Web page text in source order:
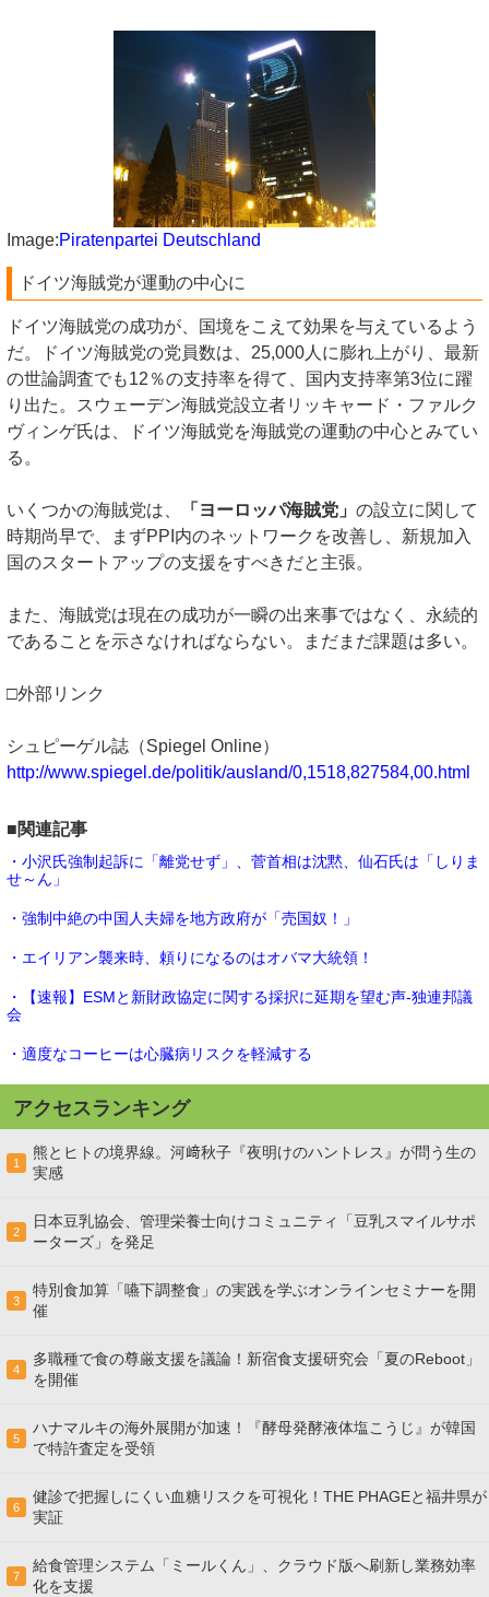
Image:Piratenpartei Deutschland
ドイツ海賊党が運動の中心に
ドイツ海賊党の成功が、国境をこえて効果を与えているよう
だ。ドイツ海賊党の党員数は、25,000人に膨れ上がり、最新
の世論調査でも12％の支持率を得て、国内支持率第3位に躍
り出た。スウェーデン海賊党設立者リッキャード・ファルク
ヴィンゲ氏は、ドイツ海賊党を海賊党の運動の中心とみてい
る。
いくつかの海賊党は、 「ヨーロッパ海賊党」 の設立に関して
時期尚早で、まずPPI内のネットワークを改善し、新規加入
国のスタートアップの支援をすべきだと主張。
また、海賊党は現在の成功が一瞬の出来事ではなく、永続的
であることを示さなければならない。まだまだ課題は多い。
□外部リンク
シュピーゲル誌（Spiegel Online）
http://www.spiegel.de/politik/ausland/0,1518,827584,00.html
■関連記事
・小沢氏強制起訴に「離党せず」、菅首相は沈黙、仙石氏は「しりま
せ～ん」
・強制中絶の中国人夫婦を地方政府が「売国奴！」
・エイリアン襲来時、頼りになるのはオバマ大統領！
・【速報】ESMと新財政協定に関する採択に延期を望む声-独連邦議
会
・適度なコーヒーは心臓病リスクを軽減する
アクセスランキング
1
熊とヒトの境界線。河﨑秋子『夜明けのハントレス』が問う生の
実感
2
日本豆乳協会、管理栄養士向けコミュニティ「豆乳スマイルサポ
ーターズ」を発足
3
特別食加算「嚥下調整食」の実践を学ぶオンラインセミナーを開
催
4
多職種で食の尊厳支援を議論！新宿食支援研究会「夏のReboot」
を開催
5
ハナマルキの海外展開が加速！『酵母発酵液体塩こうじ』が韓国
で特許査定を受領
6
健診で把握しにくい血糖リスクを可視化！THE PHAGEと福井県が
実証
7
給食管理システム「ミールくん」、クラウド版へ刷新し業務効率
化を支援